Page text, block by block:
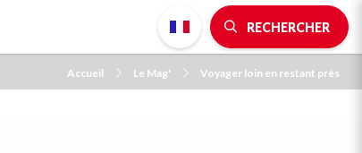
RECHERCHER
Accueil Le Mag' Voyager loin en restant près